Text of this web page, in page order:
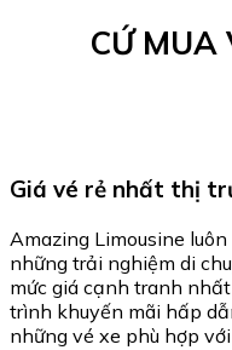
CỨ MUA
Giá vé rẻ nhất thị
Amazing Limousine
những trải nghiệm di
mức giá cạnh tranh
trình khuyến mãi hấp
những vé xe phù hợp